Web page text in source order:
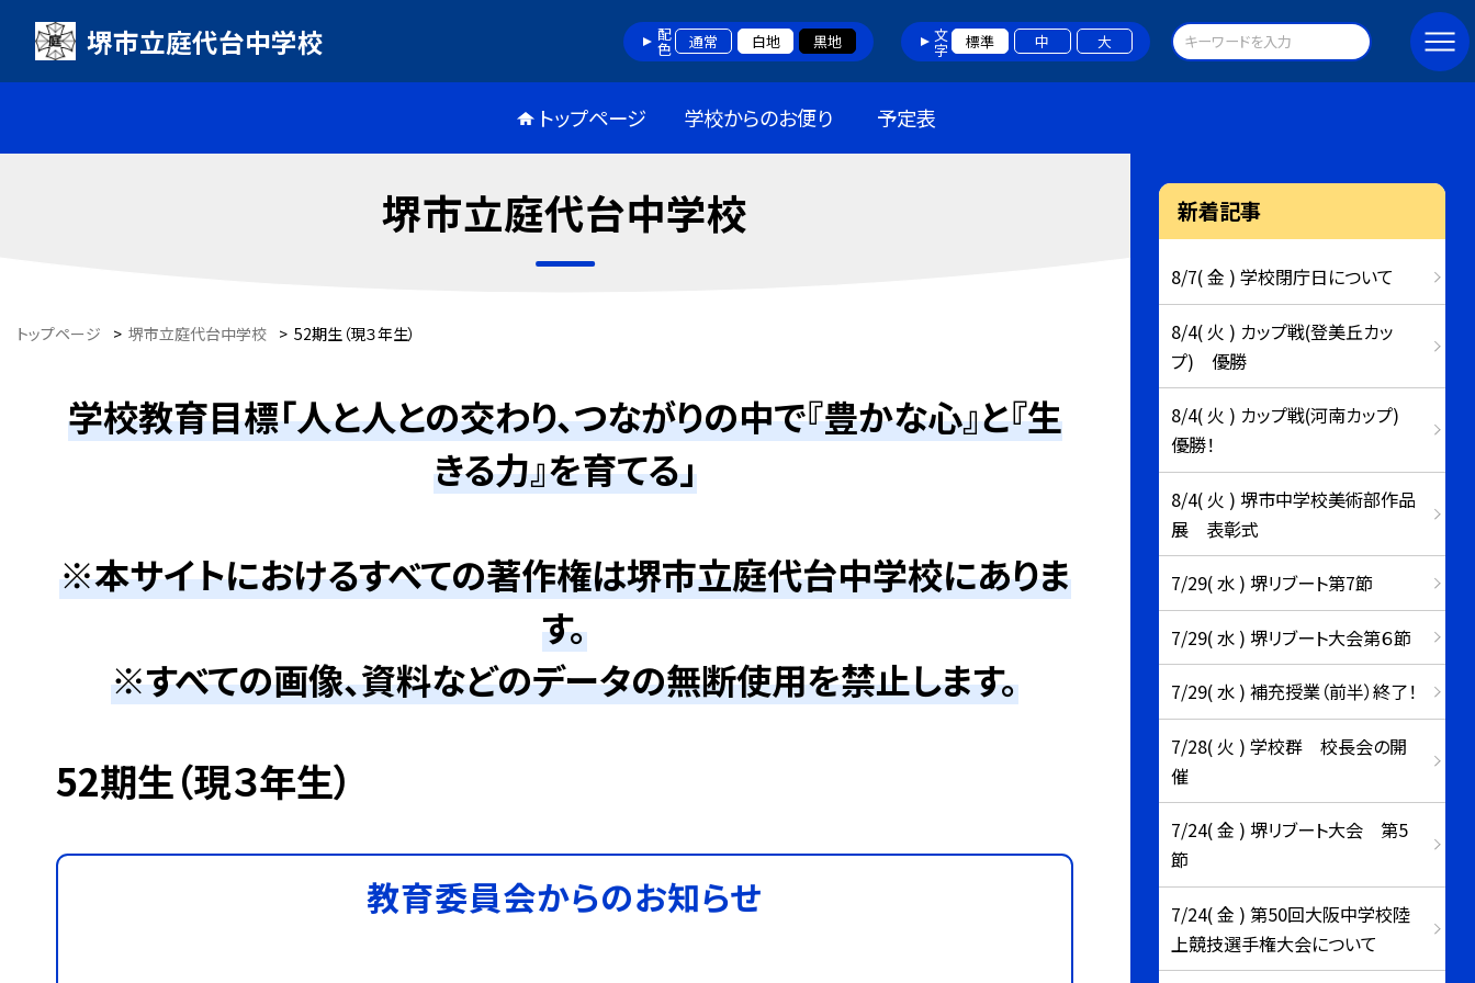
堺市立庭代台中学校 配色 通常 白地 黒地 文字 標準 中 大
トップページ 学校からのお便り 予定表
堺市立庭代台中学校
トップページ > 堺市立庭代台中学校 > 52期生（現３年生）
学校教育目標「人と人との交わり、つながりの中で『豊かな心』と『生
きる力』を育てる」
※本サイトにおけるすべての著作権は堺市立庭代台中学校にありま
す。
※すべての画像、資料などのデータの無断使用を禁止します。
52期生（現３年生）
教育委員会からのお知らせ
新着記事
8/7( 金 ) 学校閉庁日について
8/4( 火 ) カップ戦(登美丘カッ
プ) 優勝
8/4( 火 ) カップ戦(河南カップ)
優勝！
8/4( 火 ) 堺市中学校美術部作品
展 表彰式
7/29( 水 ) 堺リブート第7節
7/29( 水 ) 堺リブート大会第６節
7/29( 水 ) 補充授業（前半）終了！
7/28( 火 ) 学校群 校長会の開
催
7/24( 金 ) 堺リブート大会 第5
節
7/24( 金 ) 第50回大阪中学校陸
上競技選手権大会について